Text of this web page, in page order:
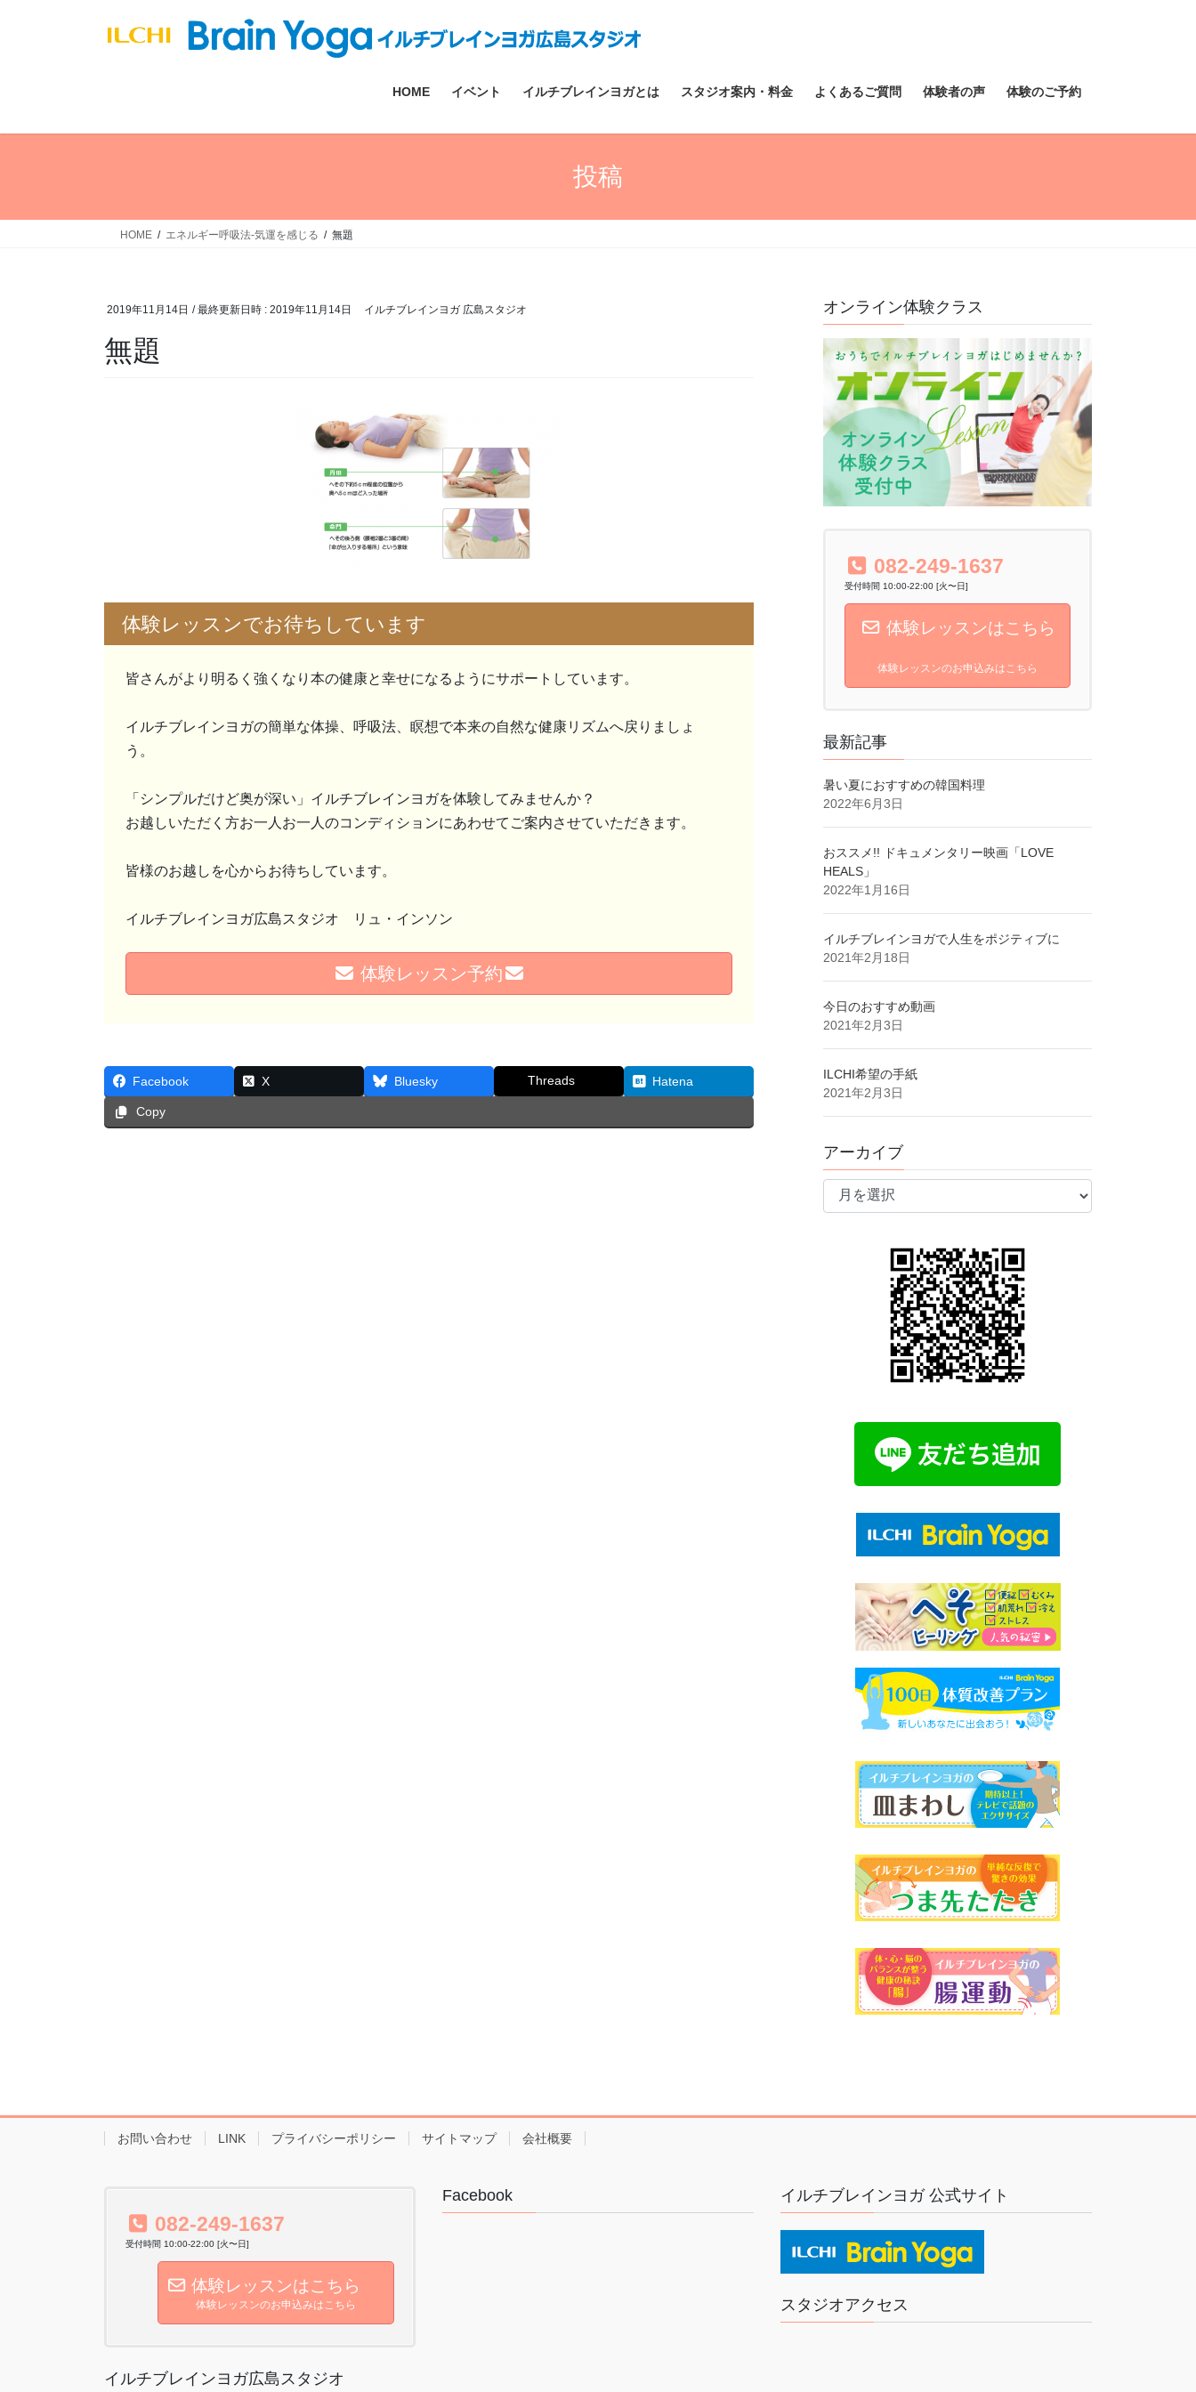
ス
ン
HOME イベント イルチブレインヨガとは スタジオ案内・料金 よくあるご質問 体験者の声 体験のご予約
投稿
HOME エネルギー呼吸法-気運を感じる 無題
2019年11月14日 / 最終更新日時 : 2019年11月14日 イルチブレインヨガ 広島スタジオ
無題
体験レッスンでお待ちしています
皆さんがより明るく強くなり本の健康と幸せになるようにサポートしています。
イルチブレインヨガの簡単な体操、呼吸法、瞑想で本来の自然な健康リズムへ戻りましょ
う。
「シンプルだけど奥が深い」イルチブレインヨガを体験してみませんか？
お越しいただく方お一人お一人のコンディションにあわせてご案内させていただきます。
皆様のお越しを心からお待ちしています。
イルチブレインヨガ広島スタジオ リュ・インソン
体験レッスン予約
Facebook X Bluesky Threads Hatena
Copy
オンライン体験クラス
082-249-1637
受付時間 10:00-22:00 [火〜日]
体験レッスンはこちら
体験レッスンのお申込みはこちら
最新記事
暑い夏におすすめの韓国料理
2022年6月3日
おススメ!! ドキュメンタリー映画「LOVE
HEALS」
2022年1月16日
イルチブレインヨガで人生をポジティブに
2021年2月18日
今日のおすすめ動画
2021年2月3日
ILCHI希望の手紙
2021年2月3日
アーカイブ
ア
お問い合わせ LINK プライバシーポリシー サイトマップ 会社概要
082-249-1637
受付時間 10:00-22:00 [火〜日]
体験レッスンはこちら
体験レッスンのお申込みはこちら
イルチブレインヨガ広島スタジオ
Facebook イルチブレインヨガ 公式サイト
スタジオアクセス